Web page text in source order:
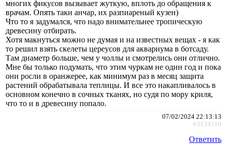
многих фикусов вызывает жуткую, вплоть до обращения к
врачам. Опять таки анчар, их разпиареный кузен)
Что то я задумался, что надо внимательнее тропическую
древесину отбирать.
Хотя макнуться можно не думая и на известных вещах - я как
то решил взять скелеты цереусов для аквариума в ботсаду.
Там диаметр больше, чем у чоллы и смотрелись они отлично.
Мне бы только подумать, что этим чуркам не один год и пока
они росли в оранжерее, как минимум раз в месяц защита
растений обрабатывала теплицы. И все это накапливалось в
основном конечно в сочных тканях, но судя по мору криля,
что то и в древесину попало.
07/02/2024 22:13:13
#3134310
Ответить